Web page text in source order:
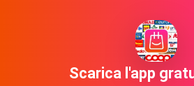
Scarica l'app